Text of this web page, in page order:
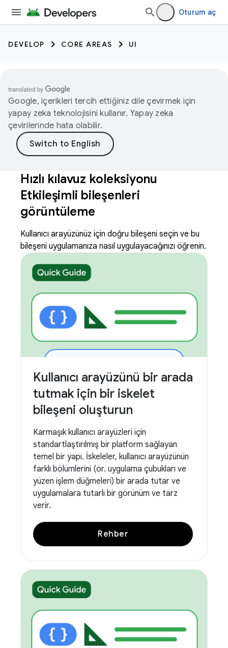
Oturum aç
DEVELOP CORE AREAS UI
Google, içerikleri tercih ettiğiniz dile çevirmek için
yapay zeka teknolojisini kullanır. Yapay zeka
çevirilerinde hata olabilir.
Hızlı kılavuz koleksiyonu
Etkileşimli bileşenleri
görüntüleme
Kullanıcı arayüzünüz için doğru bileşeni seçin ve bu
bileşeni uygulamanıza nasıl uygulayacağınızı öğrenin.
Kullanıcı arayüzünü bir arada
tutmak için bir iskelet
bileşeni oluşturun
Karmaşık kullanıcı arayüzleri için
standartlaştırılmış bir platform sağlayan
temel bir yapı. İskeleler, kullanıcı arayüzünün
farklı bölümlerini (ör. uygulama çubukları ve
yüzen işlem düğmeleri) bir arada tutar ve
uygulamalara tutarlı bir görünüm ve tarz
verir.
Rehber